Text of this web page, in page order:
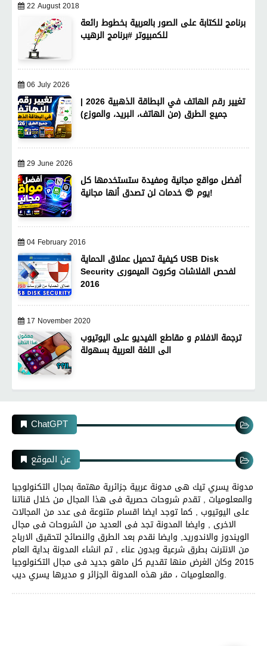
22 August 2018
برنامج للكتابة على الصور بالعربية بخطوط رائعة
للكمبيوتر #برنامج الرهيب
06 July 2026
تغيير رقم الهاتف في البطاقة الذهبية 2026 |
جميع الطرق (من الهاتف، البريد، والموزع)
29 June 2026
أفضل مواقع مجانية ومفيدة ستستخدمها كل
يوم 😍 خدمات لن تصدق أنها مجانية!
04 February 2016
كيفية تحميل عملاق الحماية USB Disk
Security لفحص الفلاشات وكروت الميمورى
2016
17 November 2020
ترجمة الافلام و مقاطع الفيديو على اليوتيوب
الى اللغة العربية بسهولة
ChatGPT
عن الموقع
مدونة يسري تيك هى مدونة عربية جزائرية مهتمة بمجال التكنولوجيا
والمعلوميات , تقدم شروحات حصرية فى هذا المجال من خلال قناتنا
على اليوتيوب , كما توجد ايضا اقسام متنوعة فى عدد من المجالات
الاخرى , وايضا المدونة تجد فى العديد من الشروحات فى مجال
الويندوز والاندوريد, وايضا نقدم بعد الطرق والنصائح لتحقيق الارباح
من الانترنت بطرق شرعية وبدون عناء , تم انشاء المدونة بداية العام
2015 وكان الغرض منها تقديم كل ماهو جديد فى مجال التكنولوجيا
والمعلوميات ، مقر هذه المدونة الجزائر و مديرها يسري ديب.